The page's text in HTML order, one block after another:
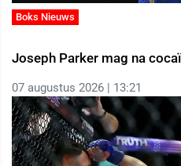
Boks Nieuws
Joseph Parker mag na
07 augustus 2026 | 13:21